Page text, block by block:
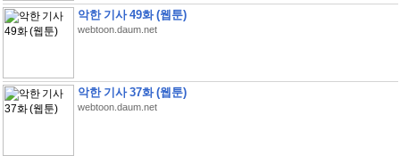
악한 기사 49화 (웹툰)
webtoon.daum.net
악한 기사 37화 (웹툰)
webtoon.daum.net